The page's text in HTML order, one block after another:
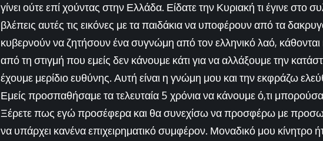
γίνει ούτε επί χούντας στην Ελλάδα. Είδατε την Κυριακή τι έγινε στο
βλέπεις αυτές τις εικόνες με τα παιδάκια να υποφέρουν από τα
κυβερνούν να ζητήσουν ένα συγνώμη από τον ελληνικό λαό, κάθονται
από τη στιγμή που εμείς δεν κάνουμε κάτι για να αλλάξουμε την
έχουμε μερίδιο ευθύνης. Αυτή είναι η γνώμη μου και την εκφράζω
Εμείς προσπαθήσαμε τα τελευταία 5 χρόνια να κάνουμε ό,τι
Ξέρετε πως εγώ προσέφερα και θα συνεχίσω να προσφέρω με
να υπάρχει κανένα επιχειρηματικό συμφέρον. Μοναδικό μου κίνητρο